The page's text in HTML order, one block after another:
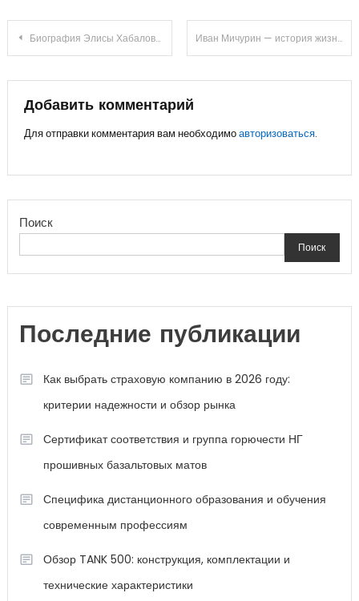
Навигация
записям
Биография Элисы Хабаловой – ведущей РЕН ТВ — карьера, личная жизнь и достижения Иван Мичурин — история жизни и вклад в науку и селекцию
Добавить комментарий
Для отправки комментария вам необходимоавторизоваться.
Поиск
Поиск
Последние публикации
Как выбрать страховую компанию в 2026 году:
критерии надежности и обзор рынка
Сертификат соответствия и группа горючести НГ
прошивных базальтовых матов
Специфика дистанционного образования и обучения
современным профессиям
Обзор TANK 500: конструкция, комплектации и
технические характеристики